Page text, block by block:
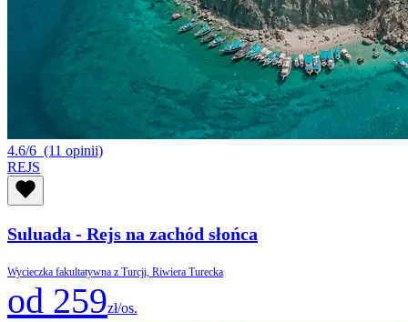
4.6/6 (11 opinii)
REJS
Suluada - Rejs na zachód słońca
Wycieczka fakultatywna z Turcji, Riwiera Turecka
od 259zł/os.